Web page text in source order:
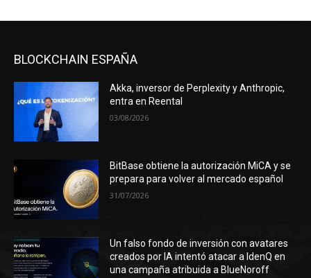
BLOCKCHAIN ESPAÑA
Akka, inversor de Perplexity y Anthropic,
entra en Reental
03/08/2026
BitBase obtiene la autorización MiCA y se
prepara para volver al mercado español
31/07/2026
Un falso fondo de inversión con avatares
creados por IA intentó atacar a IdenQ en
una campaña atribuida a BlueNoroff